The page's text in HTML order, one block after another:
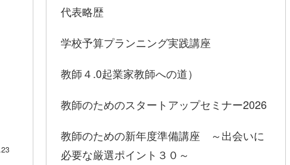
代表略歴
学校予算プランニング実践講座
教師４.0起業家教師への道）
教師のためのスタートアップセミナー2026
教師のための新年度準備講座 ～出会いに
必要な厳選ポイント３０～